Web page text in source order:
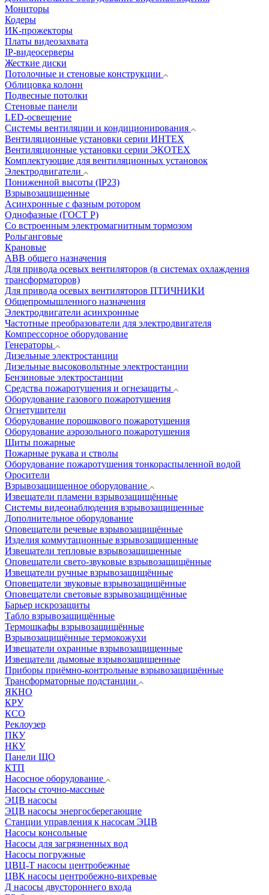
Мониторы
Кодеры
ИК-прожекторы
Платы видеозахвата
IP-видеосерверы
Жесткие диски
Потолочные и стеновые конструкции
Облицовка колонн
Подвесные потолки
Стеновые панели
LED-освещение
Системы вентиляции и кондиционирования
Вентиляционные установки серии ИНТЕХ
Вентиляционные установки серии ЭКОТЕХ
Комплектующие для вентиляционных установок
Электродвигатели
Пониженной высоты (IP23)
Взрывозащищенные
Асинхронные с фазным ротором
Однофазные (ГОСТ Р)
Со встроенным электромагнитным тормозом
Рольганговые
Крановые
АВВ общего назначения
Для привода осевых вентиляторов (в системах охлаждения
трансформаторов)
Для привода осевых вентиляторов ПТИЧНИКИ
Общепромышленного назначения
Электродвигатели асинхронные
Частотные преобразователи для электродвигателя
Компрессорное оборудование
Генераторы
Дизельные электростанции
Дизельные высоковольтные электростанции
Бензиновые электростанции
Средства пожаротушения и огнезащиты
Оборудование газового пожаротушения
Огнетушители
Оборудование порошкового пожаротушения
Оборудование аэрозольного пожаротушения
Щиты пожарные
Пожарные рукава и стволы
Оборудование пожаротушения тонкораспыленной водой
Оросители
Взрывозащищенное оборудование
Извещатели пламени взрывозащищённые
Системы видеонаблюдения взрывозащищенные
Дополнительное оборудование
Оповещатели речевые взрывозащищённые
Изделия коммутационные взрывозащищенные
Извещатели тепловые взрывозащищенные
Оповещатели свето-звуковые взрывозащищённые
Извещатели ручные взрывозащищённые
Оповещатели звуковые взрывозащищённые
Оповещатели световые взрывозащищённые
Барьер искрозащиты
Табло взрывозащищённые
Термошкафы взрывозащищённые
Взрывозащищённые термокожухи
Извещатели охранные взрывозащищенные
Извещатели дымовые взрывозащищенные
Приборы приёмно-контрольные взрывозащищённые
Трансформаторные подстанции
ЯКНО
КРУ
КСО
Реклоузер
ПКУ
НКУ
Панели ЩО
КТП
Насосное оборудование
Насосы сточно-массные
ЭЦВ насосы
ЭЦВ насосы энергосберегающие
Станции управления к насосам ЭЦВ
Насосы консольные
Насосы для загрязненных вод
Насосы погружные
ЦВЦ-Т насосы центробежные
ЦВК насосы центробежно-вихревые
Д насосы двустороннего входа